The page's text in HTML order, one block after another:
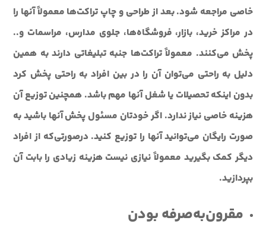
خاصی مراجعه شود. بعد از طراحی و چاپ تراکت‌ها معمولاً آنها را
در مراکز خرید، بازار، فروشگاه‌ها، جلوی مدارس، مراسمات و..
پخش می‌کنند. معمولاً تراکت‌ها جنبه تبلیغاتی دارند به همین
دلیل به راحتی می‌توان آن را در بین افراد به راحتی پخش کرد
بدون اینکه تحصیلات یا شغل آنها مهم باشد. همچنین توزیع آن
هزینه خاصی نیاز ندارد. اگر خودتان مسئول پخش آنها باشید به
صورت رایگان می‌توانید آنها را توزیع کنید. درصورتی‌که از افراد
دیگر کمک بگیرید معمولاً نیازی نیست هزینه زیادی را بابت آن
بپردازید.
مقرون‌به‌صرفه بودن